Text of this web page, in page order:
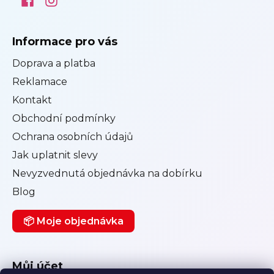
Informace pro vás
Doprava a platba
Reklamace
Kontakt
Obchodní podmínky
Ochrana osobních údajů
Jak uplatnit slevy
Nevyzvednutá objednávka na dobírku
Blog
📦 Moje objednávka
Můj účet